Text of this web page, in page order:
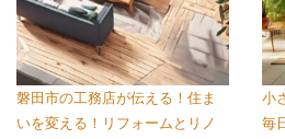
磐田市の工務店が伝える！住ま
いを変える！リフォームとリノ
小
毎